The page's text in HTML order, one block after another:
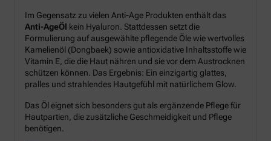
Im Gegensatz zu vielen Anti-Age Produkten enthält das
Anti-AgeÖl kein Hyaluron. Stattdessen setzt die
Formulierung auf ausgewählte pflegende Öle wie wertvolles
Kamelienöl (Dongbaek) sowie antioxidative Inhaltsstoffe wie
Vitamin E, die die Haut nähren und sie vor dem Austrocknen
schützen können. Das Ergebnis: Ein einzigartig glattes,
pralles und strahlendes Hautgefühl mit natürlichem Glow.
Das Öl eignet sich besonders gut als ergänzende Pflege für
Hautpartien, die zusätzliche Geschmeidigkeit und Pflege
benötigen.